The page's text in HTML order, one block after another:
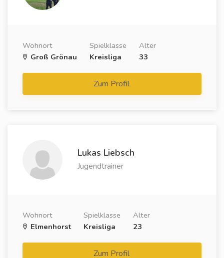
Wohnort
Groß Grönau
Spielklasse
Kreisliga
Alter
33
Zum Profil
Lukas Liebsch
Jugendtrainer
Wohnort
Elmenhorst
Spielklasse
Kreisliga
Alter
23
Zum Profil